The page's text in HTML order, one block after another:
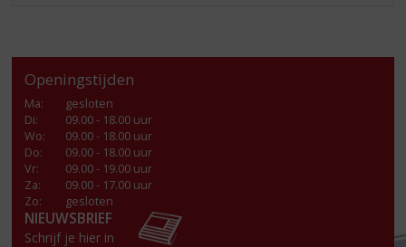
Openingstijden
Ma:
gesloten
Di:
09.00 - 18.00 uur
Wo:
09.00 - 18.00 uur
Do:
09.00 - 18.00 uur
Vr:
09.00 - 19.00 uur
Za:
09.00 - 17.00 uur
Zo:
gesloten
NIEUWSBRIEF
Schrijf je hier in